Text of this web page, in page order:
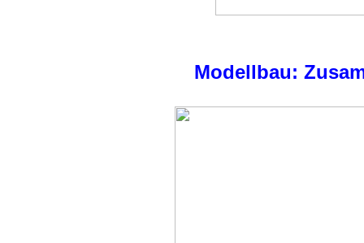
Modellbau: